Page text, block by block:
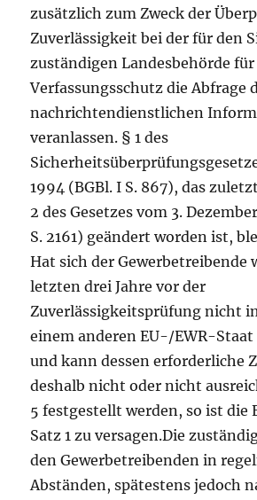
zusätzlich zum Zweck der
Zuverlässigkeit bei der für den
zuständigen Landesbehörde für
Verfassungsschutz die Abfrage
nachrichtendienstlichen
veranlassen. § 1 des
1994 (BGBl. I S. 867), das
2 des Gesetzes vom 3.
S. 2161) geändert worden ist,
Hat sich der Gewerbetreibende
letzten drei Jahre vor der
Zuverlässigkeitsprüfung nicht
einem anderen EU-/EWR-
und kann dessen erforderliche
deshalb nicht oder nicht
5 festgestellt werden, so ist die
Satz 1 zu versagen.Die
den Gewerbetreibenden in
Abständen, spätestens jedoch